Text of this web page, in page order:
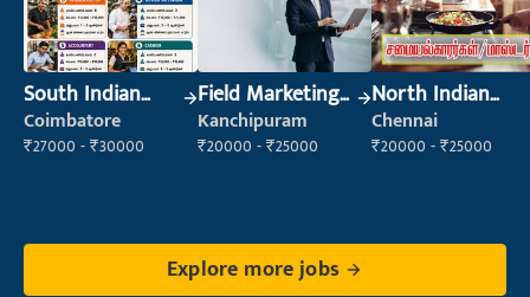
South Indian
Cook
Coimbatore
₹27000 - ₹30000
Field Marketing
Executive
Kanchipuram
₹20000 - ₹25000
North Indian
Cook
Chennai
₹20000 - ₹25000
Explore more jobs